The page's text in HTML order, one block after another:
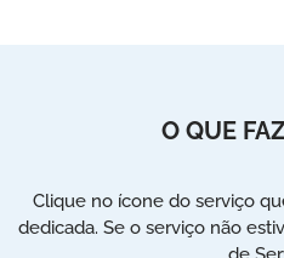
O QUE
Clique no ícone do serviço
dedicada. Se o serviço não